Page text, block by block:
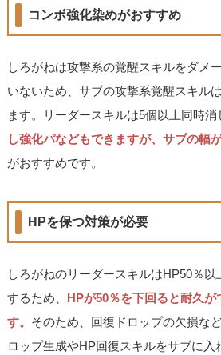
コンボ強化染めがおすすめ
しろがねは攻撃系の覚醒スキルをダメ
いないため、サブの攻撃系覚醒スキル
ます。リーダースキルは5個以上同時
し強化パなどもできますが、サブの幅
がおすすめです。
HPを保つ対策が必要
しろがねのリーダースキルはHP50％
するため、 HPが50％を下回ると耐久が
す。 そのため、回復ドロップの欠損な
ロップ生成やHP回復スキルをサブに入